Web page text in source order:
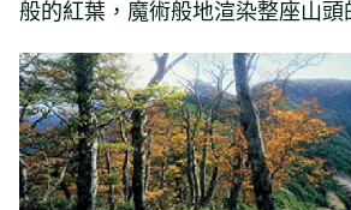
般的紅葉，魔術般地渲染整座山頭